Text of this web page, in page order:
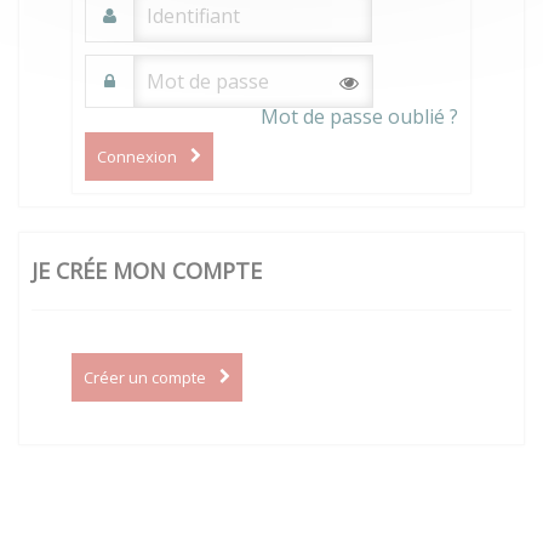
Mot de passe oublié ?
Connexion
JE CRÉE MON COMPTE
Créer un compte